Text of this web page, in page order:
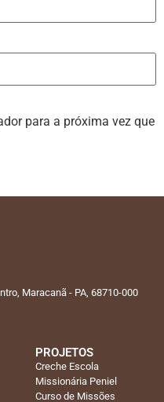
para a próxima vez que
Maracanã - PA, 68710-000
PROJETOS
Creche Escola
Missionária Peniel
Curso de Missões